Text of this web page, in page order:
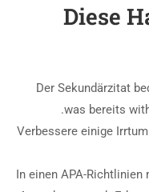
Diese
Der Sekundärzitat
was bereits
Verbessere einige
In einen APA-